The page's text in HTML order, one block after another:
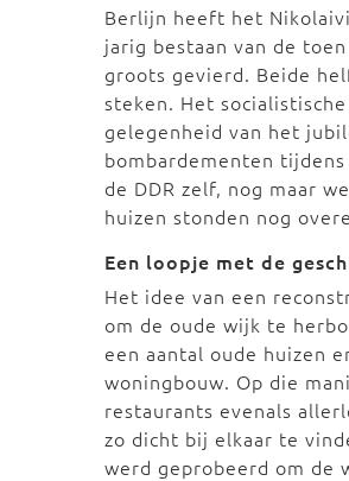
Berlijn heeft het
jarig bestaan van de
groots gevierd. Beide
steken. Het
gelegenheid van het
bombardementen
de DDR zelf, nog maar
huizen stonden nog
Een loopje met de
Het idee van een
om de oude wijk te
een aantal oude huizen
woningbouw. Op die
restaurants evenals
zo dicht bij elkaar te
werd geprobeerd om de